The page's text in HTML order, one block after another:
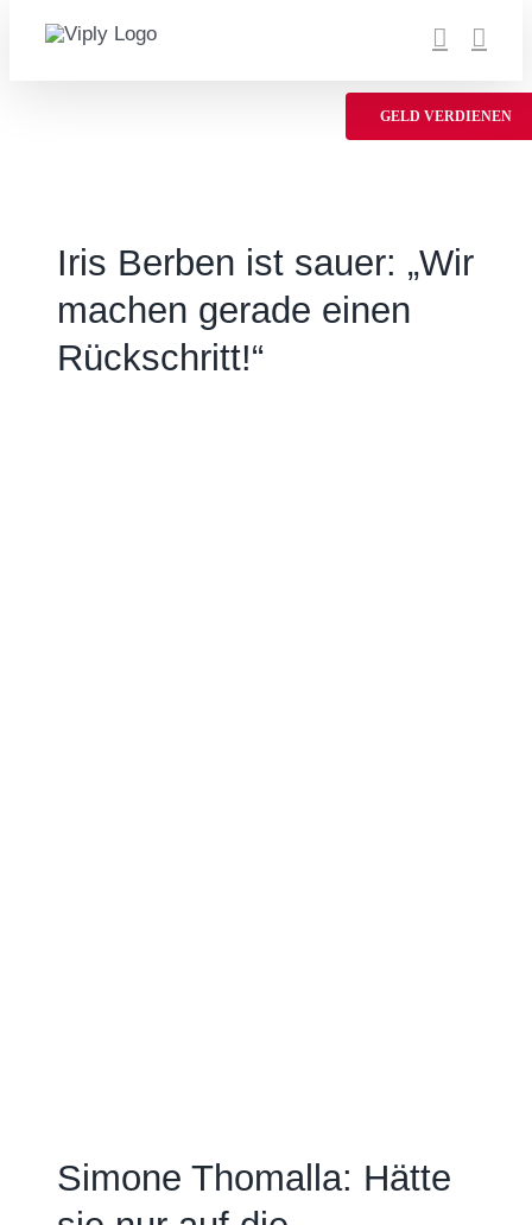
Inhalt
GELD VERDIENEN
Iris Berben ist sauer: „Wir
machen gerade einen
Rückschritt!“
Simone Thomalla: Hätte